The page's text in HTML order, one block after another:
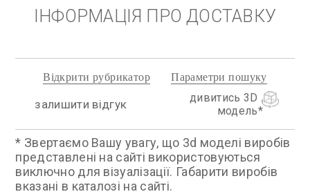
ІНФОРМАЦІЯ ПРО ДОСТАВКУ
залишити відгук
дивитись 3D
модель
Відкрити рубрикатор Параметри пошуку
* Звертаємо Вашу увагу, що 3d моделі виробів
представлені на сайті використовуються
виключно для візуалізації. Габарити виробів
вказані в каталозі на сайті.